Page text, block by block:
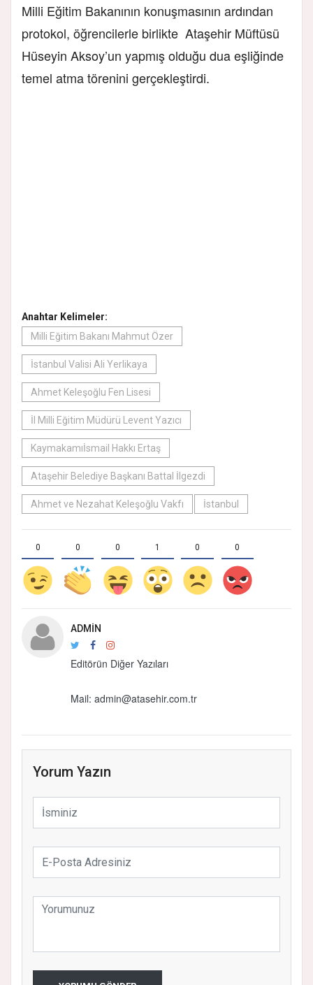
Milli Eğitim Bakanının konuşmasının ardından
protokol, öğrencilerle birlikte Ataşehir Müftüsü
Hüseyin Aksoy’un yapmış olduğu dua eşliğinde
temel atma törenini gerçekleştirdi.
Anahtar Kelimeler:
Milli Eğitim Bakanı Mahmut Özer
İstanbul Valisi Ali Yerlikaya
Ahmet Keleşoğlu Fen Lisesi
İl Milli Eğitim Müdürü Levent Yazıcı
Kaymakamıİsmail Hakkı Ertaş
Ataşehir Belediye Başkanı Battal İlgezdi
Ahmet ve Nezahat Keleşoğlu Vakfı İstanbul
0 0 0 1 0 0
ADMIN
Editörün Diğer Yazıları
Mail: admin@atasehir.com.tr
Yorum Yazın